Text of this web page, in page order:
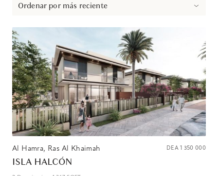
Ordenar por más reciente
Al Hamra, Ras Al Khaimah DEA1 350 000
ISLA HALCÓN